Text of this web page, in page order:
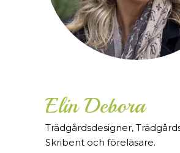
Elin Debora
Trädgårdsdesigner,
Skribent och föreläsare.